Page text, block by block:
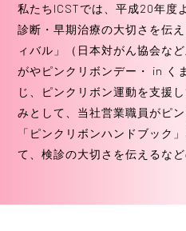
私たちICSTでは、平成20年度
診断・早期治療の大切さを伝
ィバル」（日本対がん協会な
がやピンクリボンデー・ in く
じ、ピンクリボン運動を支援
みとして、当社営業職員がピ
「ピンクリボンハンドブック
て、検診の大切さを伝えるな